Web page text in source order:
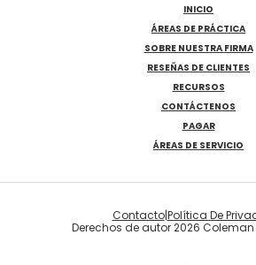
INICIO
ÁREAS DE PRÁCTICA
SOBRE NUESTRA FIRMA
RESEÑAS DE CLIENTES
RECURSOS
CONTÁCTENOS
PAGAR
ÁREAS DE SERVICIO
Derechos de autor 2026 Coleman
Contacto|Política De